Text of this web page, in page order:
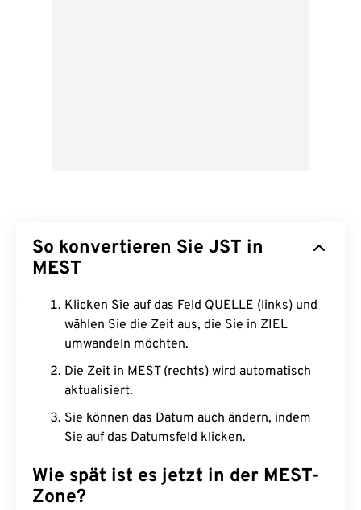
So konvertieren Sie JST in
MEST
Klicken Sie auf das Feld QUELLE (links) und
wählen Sie die Zeit aus, die Sie in ZIEL
umwandeln möchten.
Die Zeit in MEST (rechts) wird automatisch
aktualisiert.
Sie können das Datum auch ändern, indem
Sie auf das Datumsfeld klicken.
Wie spät ist es jetzt in der MEST-
Zone?